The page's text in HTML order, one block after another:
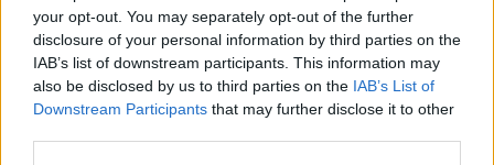
your opt-out. You may separately opt-out of the further
disclosure of your personal information by third parties on the
IAB’s list of downstream participants. This information may
also be disclosed by us to third parties on the IAB’s List of
Downstream Participants that may further disclose it to other